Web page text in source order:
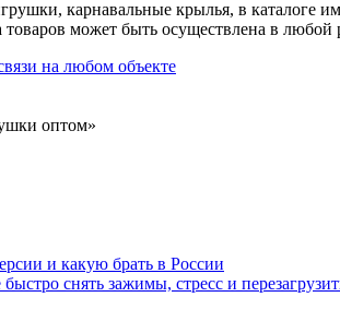
карнавальные крылья, в
может быть осуществлена в
на любом объекте
оптом»
и какую брать в России
снять зажимы, стресс и